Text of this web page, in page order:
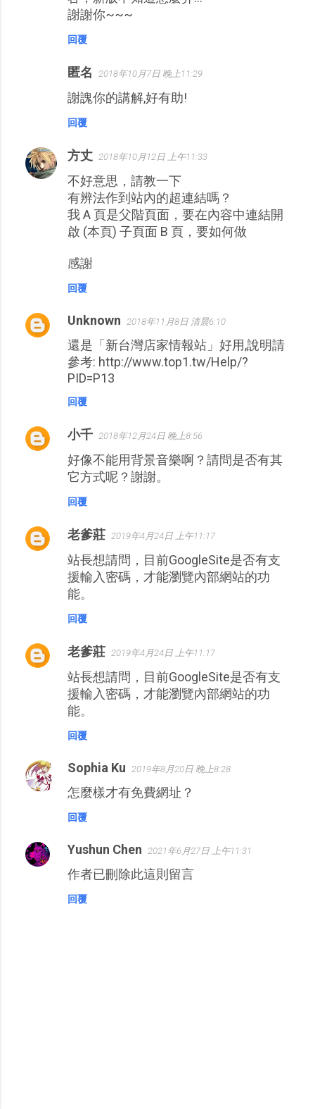
謝謝你~~~
回覆
匿名 2018年10月7日 晚上11:29
謝謉你的講解,好有助!
回覆
方丈 2018年10月12日 上午11:33
不好意思，請教一下
有辨法作到站內的超連結嗎？
我 A 頁是父階頁面，要在內容中連結開
啟 (本頁) 子頁面 B 頁，要如何做
感謝
回覆
Unknown 2018年11月8日 清晨6:10
還是「新台灣店家情報站」好用,說明請
參考: http://www.top1.tw/Help/?
PID=P13
回覆
小千 2018年12月24日 晚上8:56
好像不能用背景音樂啊？請問是否有其
它方式呢？謝謝。
回覆
老爹莊 2019年4月24日 上午11:17
站長想請問，目前GoogleSite是否有支
援輸入密碼，才能瀏覽內部網站的功
能。
回覆
老爹莊 2019年4月24日 上午11:17
站長想請問，目前GoogleSite是否有支
援輸入密碼，才能瀏覽內部網站的功
能。
回覆
Sophia Ku 2019年8月20日 晚上8:28
怎麼樣才有免費網址？
回覆
Yushun Chen 2021年6月27日 上午11:31
作者已刪除此這則留言
回覆